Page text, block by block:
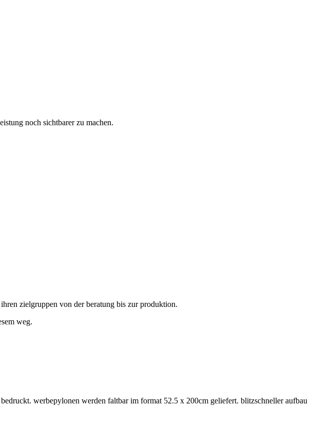
noch sichtbarer zu machen.
zielgruppen von der beratung bis zur produktion.
weg.
werbepylonen werden faltbar im format 52.5 x 200cm geliefert. blitzschneller aufbau